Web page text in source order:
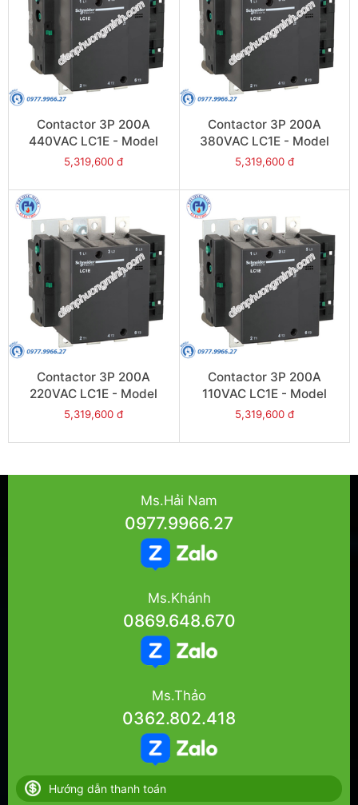
Contactor 3P 200A
440VAC LC1E - Model
LC1E200R6
5,319,600 đ
Contactor 3P 200A
380VAC LC1E - Model
LC1E200Q6
5,319,600 đ
Contactor 3P 200A
220VAC LC1E - Model
LC1E200M6
5,319,600 đ
Contactor 3P 200A
110VAC LC1E - Model
LC1E200F6
5,319,600 đ
Ms.Hải Nam
0977.9966.27
Ms.Khánh
0869.648.670
Ms.Thảo
0362.802.418
Hướng dẫn thanh toán